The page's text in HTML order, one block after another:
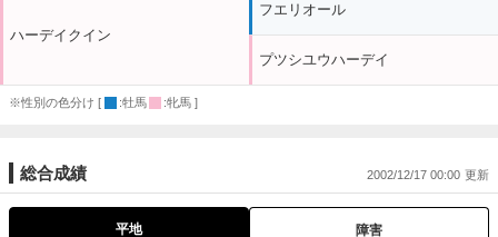
ハーデイクイン
フエリオール
プツシユウハーデイ
※性別の色分け [ :牡馬 :牝馬 ]
総合成績 2002/12/17 00:00
平地 障害